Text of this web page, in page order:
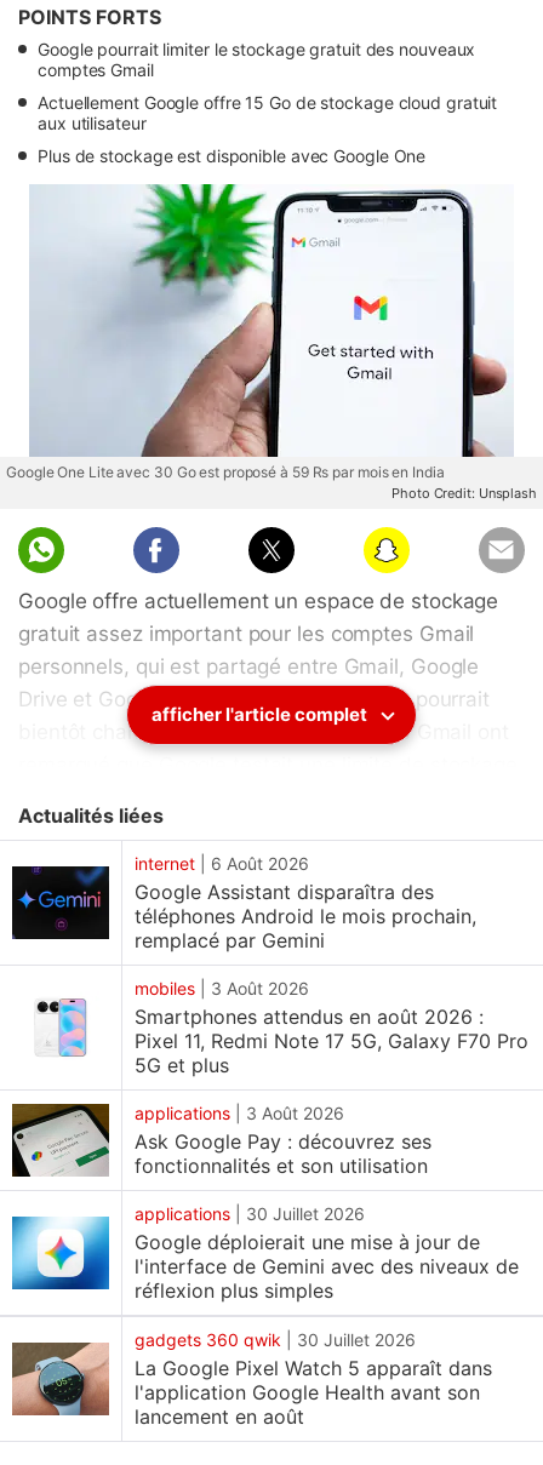
POINTS FORTS
Google pourrait limiter le stockage gratuit des nouveaux
comptes Gmail
Actuellement Google offre 15 Go de stockage cloud gratuit
aux utilisateur
Plus de stockage est disponible avec Google One
Google One Lite avec 30 Go est proposé à 59 Rs par mois en India
Photo Credit: Unsplash
Google offre actuellement un espace de stockage
gratuit assez important pour les comptes Gmail
personnels, qui est partagé entre Gmail, Google
Drive et Google Photos, mais cette limite pourrait
bientôt changer. Plusieurs utilisateurs de Gmail ont
stockage habituel de 15 Go. Depuis des années, le
géant de la technologie offre 15 Go de stockage
dans le cloud aux utilisateurs qui créent un compte
Google. Si l'entreprise réduit l'espace de stockage
Gmail gratuit pour les nouveaux utilisateurs, elle
pourrait obliger les utilisateurs qui ont besoin de
plus d'espace de stockage à opter pour un
abonnement Google One.
Google teste une limite de stockage gratuit
inférieure pour Gmail
Comme l'ont signalé plusieursutilisateurssur Reddit
et X, Google semble limiter l'espace de stockage
gratuit à 5 Go pour les nouveaux comptes Gmail, à
moins que les utilisateurs n'ajoutent un numéro de
téléphone à leur compte. Les utilisateurs qui
vérifient leur numéro bénéficient des 15 Go de
stockage gratuit standard.
Les utilisateurs peuvent toujours choisir de ne pas
afficher l'article complet
Actualités liées
internet 6 Août 2026
Google Assistant disparaîtra des
téléphones Android le mois prochain,
remplacé par Gemini
mobiles 3 Août 2026
Smartphones attendus en août 2026 :
Pixel 11, Redmi Note 17 5G, Galaxy F70 Pro
5G et plus
applications 3 Août 2026
Ask Google Pay : découvrez ses
fonctionnalités et son utilisation
applications 30 Juillet 2026
Google déploierait une mise à jour de
l'interface de Gemini avec des niveaux de
réflexion plus simples
gadgets 360 qwik 30 Juillet 2026
La Google Pixel Watch 5 apparaît dans
l'application Google Health avant son
lancement en août